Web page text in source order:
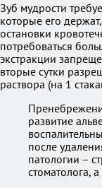
Зуб мудрости
которые его
остановки
потребоваться
экстракции
вторые сутки
раствора (на 1
развитие
после
патологии –
стоматолога,